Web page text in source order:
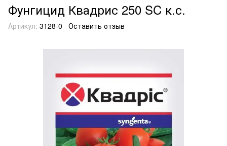
Фунгицид Квадрис 250 SC к.с.
Артикул: 3128-0 Оставить отзыв